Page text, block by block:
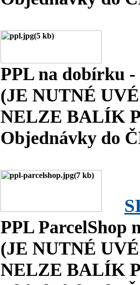
PPL na dobírku
(JE NUTNÉ
NELZE BALÍK
Objednávky do
PPL ParcelShop
(JE NUTNÉ
NELZE BALÍK